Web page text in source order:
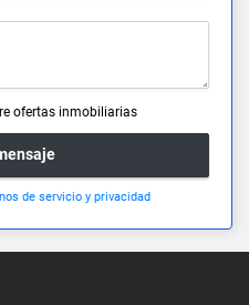
ofertas inmobiliarias
de servicio y privacidad